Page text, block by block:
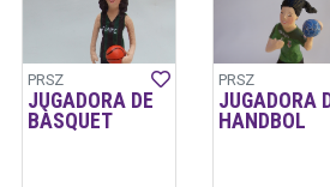
PRSZ
JUGADORA DE
BÀSQUET
PRSZ
JUGADORA
HANDBOL